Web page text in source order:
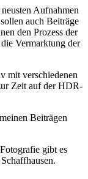
Aufnahmen
auch Beiträge
den Prozess der
Vermarktung der
mit verschiedenen
Zeit auf der HDR-
Beiträgen
gibt es